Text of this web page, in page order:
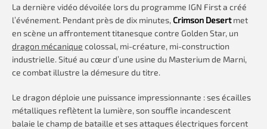
La dernière vidéo dévoilée lors du programme IGN First a créé
l’événement. Pendant près de dix minutes, Crimson Desertmet
en scène un affrontement titanesque contre Golden Star, un
dragon mécanique colossal, mi-créature, mi-construction
industrielle. Situé au cœur d’une usine du Masterium de Marni,
ce combat illustre la démesure du titre.
Le dragon déploie une puissance impressionnante : ses écailles
métalliques reflètent la lumière, son souffle incandescent
balaie le champ de bataille et ses attaques électriques forcent